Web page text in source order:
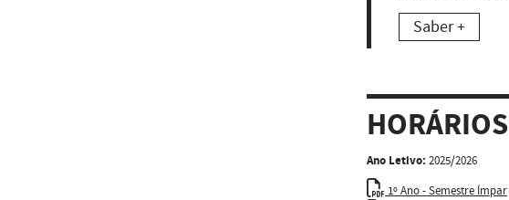
Saber +
HORÁRIOS
Ano Letivo: 2025/2026
1º Ano - Semestre Ímpar